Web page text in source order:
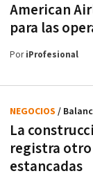
American
para las
PoriProfesional
La
registra
estancadas
NEGOCIOS /